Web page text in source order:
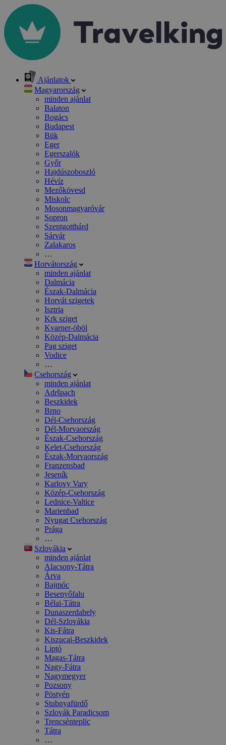
Ajánlatok
Magyarország
minden ajánlat
Balaton
Bogács
Budapest
Bük
Eger
Egerszalók
Győr
Hajdúszoboszló
Hévíz
Mezőkövesd
Miskolc
Mosonmagyaróvár
Sopron
Szentgotthárd
Sárvár
Zalakaros
…
Horvátország
minden ajánlat
Dalmácia
Észak-Dalmácia
Horvát szigetek
Isztria
Krk sziget
Kvarner-öböl
Közép-Dalmácia
Pag sziget
Vodice
…
Csehország
minden ajánlat
Adršpach
Beszkidek
Brno
Dél-Csehország
Dél-Morvaország
Észak-Csehország
Kelet-Csehország
Észak-Morvaország
Franzensbad
Jeseník
Karlovy Vary
Közép-Csehország
Lednice-Valtice
Marienbad
Nyugat Csehország
Prága
…
Szlovákia
minden ajánlat
Alacsony-Tátra
Árva
Bajmóc
Besenyőfalu
Bélai-Tátra
Dunaszerdahely
Dél-Szlovákia
Kis-Fátra
Kiszucai-Beszkidek
Liptó
Magas-Tátra
Nagy-Fátra
Nagymegyer
Pozsony
Pöstyén
Stubnyafürdő
Szlovák Paradicsom
Trencsénteplic
Tátra
…